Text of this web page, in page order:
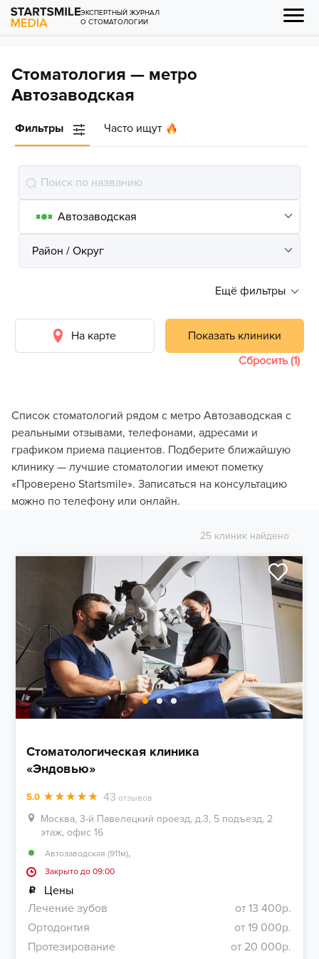
ЭКСПЕРТНЫЙ ЖУРНАЛ
О СТОМАТОЛОГИИ
Стоматология — метро
Автозаводская
Фильтры Часто ищут
Ещё фильтры
На карте
Показать клиники
Сбросить (1)
Список стоматологий рядом с метро Автозаводская с
реальными отзывами, телефонами, адресами и
графиком приема пациентов. Подберите ближайшую
клинику — лучшие стоматологии имеют пометку
«Проверено Startsmile». Записаться на консультацию
можно по телефону или онлайн.
25 клиник найдено
Стоматологическая клиника
«Эндовью»
5.0 43 отзывов
Москва, 3-й Павелецкий проезд, д.3, 5 подъезд, 2
этаж, офис 16
Автозаводская (911м),
Закрыто до 09:00
Цены
Лечение зубов
от 13 400р.
Ортодонтия
от 19 000р.
Протезирование
от 20 000р.